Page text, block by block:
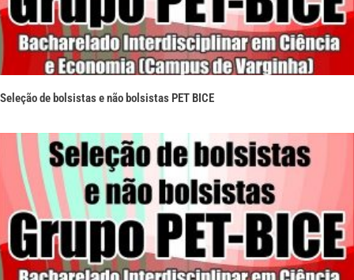
Seleção de bolsistas e não bolsistas PET BICE